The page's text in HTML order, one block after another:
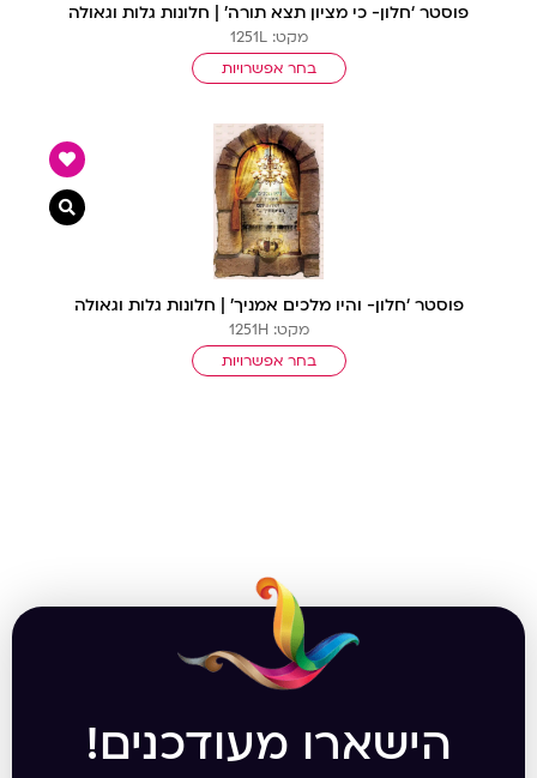
פוסטר ‘חלון- כי מציון תצא תורה’ | חלונות גלות וגאולה
מקט: 1251L
בחר אפשרויות
פוסטר ‘חלון- והיו מלכים אמניך’ | חלונות גלות וגאולה
מקט: 1251H
בחר אפשרויות
צפייה
הישארו מעודכנים!